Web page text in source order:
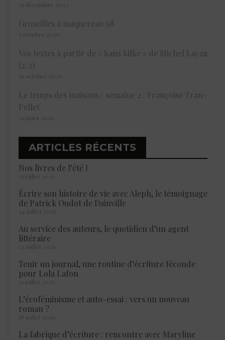
25 décembre 2023
Groseilles à maquereau 98
7 octobre 2020
Vos textes à partir de « Sans Silke » de Michel Layaz
(2/2)
19 octobre 2020
Le temps des maisons / semaine 2 : Françoise Tran-
Pellet
31 mars 2020
ARTICLES RÉCENTS
Nos livres de l’été !
25 juillet 2026
Écrire son histoire de vie avec Aleph, le témoignage
de Patrick Oudot de Dainville
24 juillet 2026
Au service des auteurs, le quotidien d’un agent
littéraire
23 juillet 2026
Tenir un journal, une routine d’écriture féconde
pour Lola Lafon
21 juillet 2026
L’écoféminisme et auto-essai : vers un nouveau
roman ?
18 juillet 2026
La fabrique d’écriture : rencontre avec Maryline